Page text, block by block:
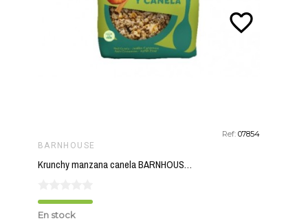
Ref:07854
BARNHOUSE
Krunchy manzana canela BARNHOUSE 750 gr BIO
En stock
favorite_border